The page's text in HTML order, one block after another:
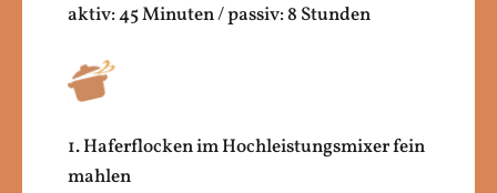
aktiv: 45 Minuten / passiv: 8 Stunden
1. Haferflocken im Hochleistungsmixer fein
mahlen